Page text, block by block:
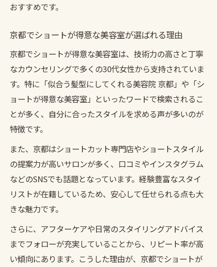
おすすめです。
京都でショートが得意な美容室が選ばれる理由
京都でショートが得意な美容室は、技術力の高さと丁寧
なカウンセリングで多くの30代女性から支持されていま
す。特に「似合う髪型にしてくれる美容院 京都」や「シ
ョートが得意な美容室」といったワードで検索されるこ
とが多く、自分に合ったスタイルを求める声が多いのが
特徴です。
また、京都はショートカット専門店やショートスタイル
の提案力が高いサロンが多く、口コミやインスタグラム
などのSNSでも話題となっています。経験豊富なスタイ
リストが在籍しているため、安心して任せられる点も大
きな魅力です。
さらに、アフターケアや日常のスタイリングアドバイス
までフォローが充実していることから、リピート率が高
い傾向にあります。こうした理由が、京都でショートが